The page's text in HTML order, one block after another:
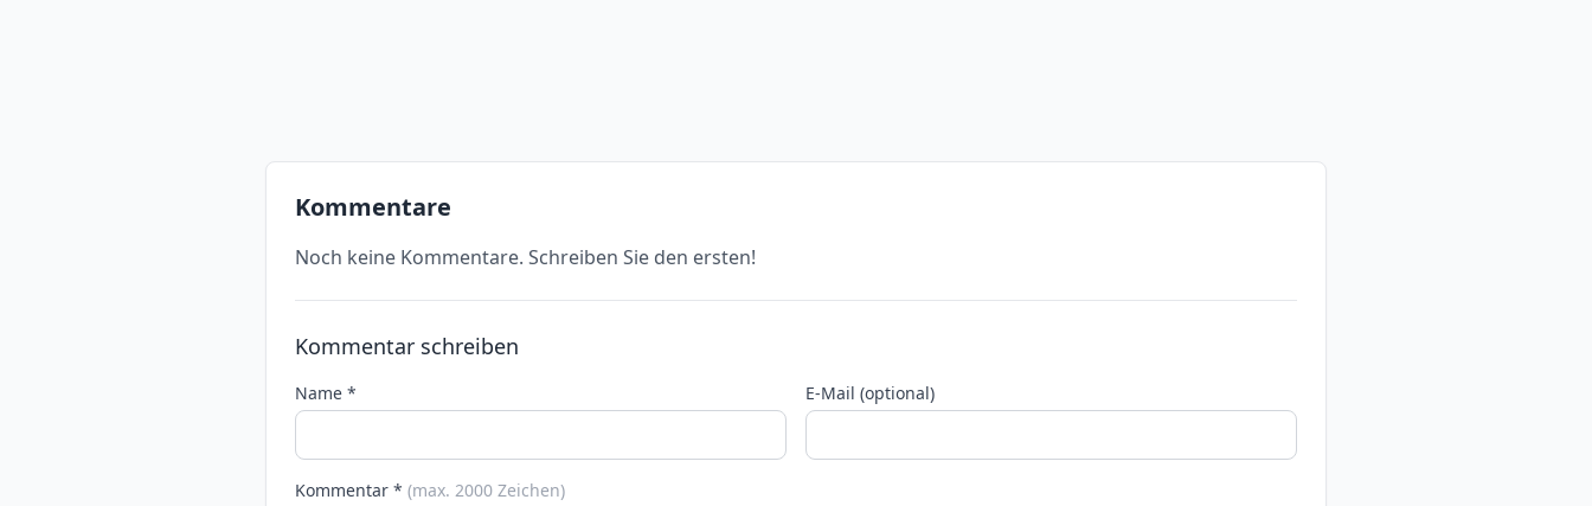
Kommentare
Noch keine Kommentare. Schreiben Sie den ersten!
Kommentar schreiben
Name * E-Mail (optional)
Kommentar * (max. 2000 Zeichen)